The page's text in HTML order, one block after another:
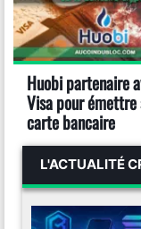
Huobi partenaire
Visa pour émettre
carte bancaire
L'ACTUALITÉ